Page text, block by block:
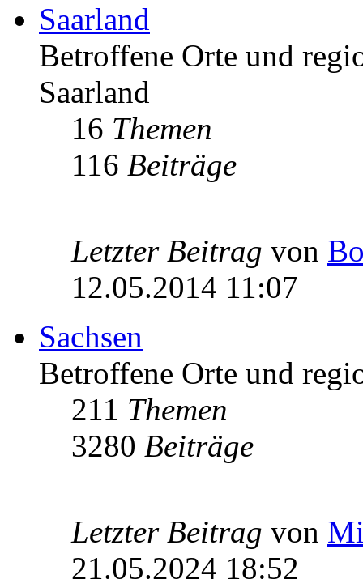
Saarland
Betroffene Orte und
Saarland
16 Themen
116 Beiträge
Letzter Beitrag von
12.05.2014 11:07
Sachsen
Betroffene Orte und
211 Themen
3280 Beiträge
Letzter Beitrag von
21.05.2024 18:52